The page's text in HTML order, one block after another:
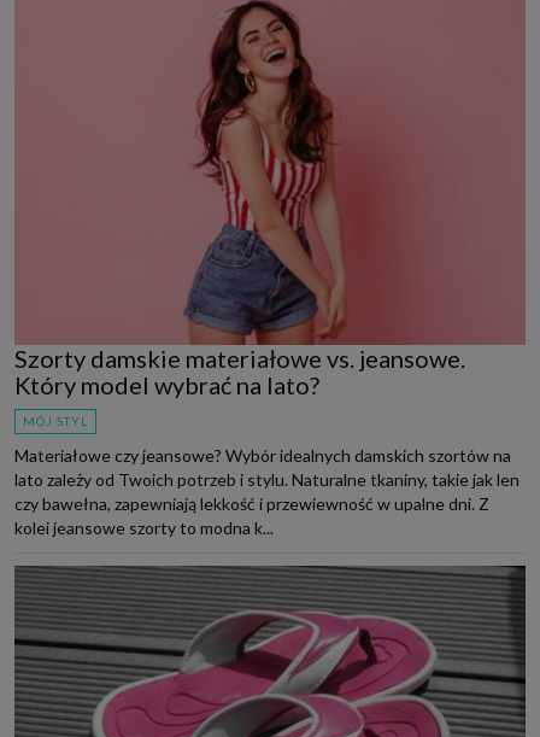
Szorty damskie materiałowe vs. jeansowe.
Który model wybrać na lato?
MÓJ STYL
Materiałowe czy jeansowe? Wybór idealnych damskich szortów na
lato zależy od Twoich potrzeb i stylu. Naturalne tkaniny, takie jak len
czy bawełna, zapewniają lekkość i przewiewność w upalne dni. Z
kolei jeansowe szorty to modna k...